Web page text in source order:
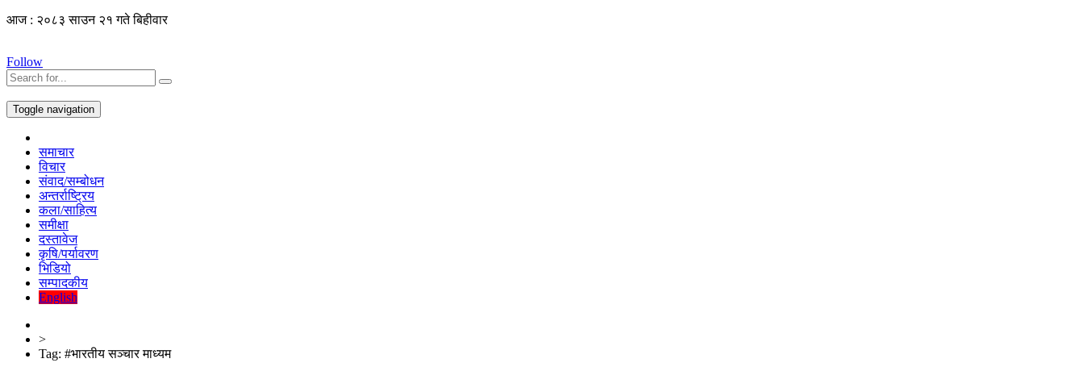
आज : २०८३ साउन २१ गते बिहीवार
Follow
Toggle navigation
समाचार
विचार
संवाद/सम्बोधन
अन्तर्राष्ट्रिय
कला/साहित्य
समीक्षा
दस्तावेज
कृषि/पर्यावरण
भिडियो
सम्पादकीय
English
>
Tag: #भारतीय सञ्चार माध्यम